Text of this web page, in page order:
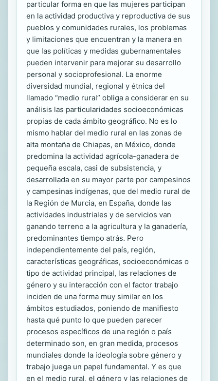
particular forma en que las mujeres participan
en la actividad productiva y reproductiva de sus
pueblos y comunidades rurales, los problemas
y limitaciones que encuentran y la manera en
que las políticas y medidas gubernamentales
pueden intervenir para mejorar su desarrollo
personal y socioprofesional. La enorme
diversidad mundial, regional y étnica del
llamado “medio rural” obliga a considerar en su
análisis las particularidades socioeconómicas
propias de cada ámbito geográfico. No es lo
mismo hablar del medio rural en las zonas de
alta montaña de Chiapas, en México, donde
predomina la actividad agrícola-ganadera de
pequeña escala, casi de subsistencia, y
desarrollada en su mayor parte por campesinos
y campesinas indígenas, que del medio rural de
la Región de Murcia, en España, donde las
actividades industriales y de servicios van
ganando terreno a la agricultura y la ganadería,
predominantes tiempo atrás. Pero
independientemente del país, región,
características geográficas, socioeconómicas o
tipo de actividad principal, las relaciones de
género y su interacción con el factor trabajo
inciden de una forma muy similar en los
ámbitos estudiados, poniendo de manifiesto
hasta qué punto lo que pueden parecer
procesos específicos de una región o país
determinado son, en gran medida, procesos
mundiales donde la ideología sobre género y
trabajo juega un papel fundamental. Y es que
en el medio rural, el género y las relaciones de